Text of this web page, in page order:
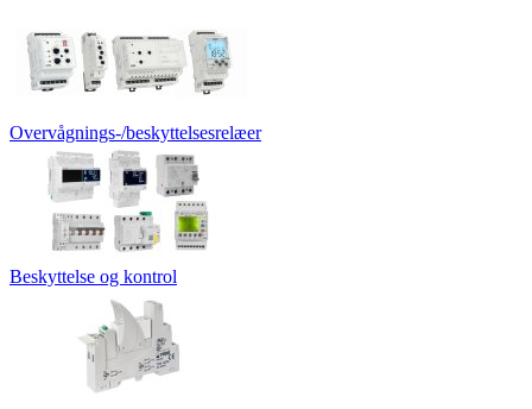
Overvågnings-/beskyttelsesrelæer
Beskyttelse og kontrol